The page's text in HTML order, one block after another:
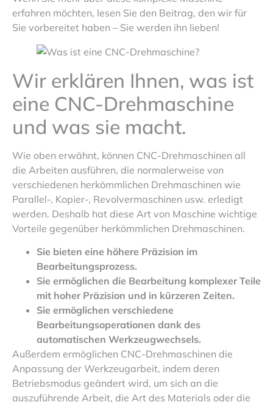
erfahren möchten, lesen Sie den Beitrag, den wir für
Sie vorbereitet haben – Sie werden ihn lieben!
Wir erklären Ihnen, was ist
eine CNC-Drehmaschine
und was sie macht.
Wie oben erwähnt, können CNC-Drehmaschinen all
die Arbeiten ausführen, die normalerweise von
verschiedenen herkömmlichen Drehmaschinen wie
Parallel-, Kopier-, Revolvermaschinen usw. erledigt
werden. Deshalb hat diese Art von Maschine wichtige
Vorteile gegenüber herkömmlichen Drehmaschinen.
Sie bieten eine höhere Präzision im
Bearbeitungsprozess.
Sie ermöglichen die Bearbeitung komplexer Teile
mit hoher Präzision und in kürzeren Zeiten.
Sie ermöglichen verschiedene
Bearbeitungsoperationen dank des
automatischen Werkzeugwechsels.
Außerdem ermöglichen CNC-Drehmaschinen die
Anpassung der Werkzeugarbeit, indem deren
Betriebsmodus geändert wird, um sich an die
auszuführende Arbeit, die Art des Materials oder die